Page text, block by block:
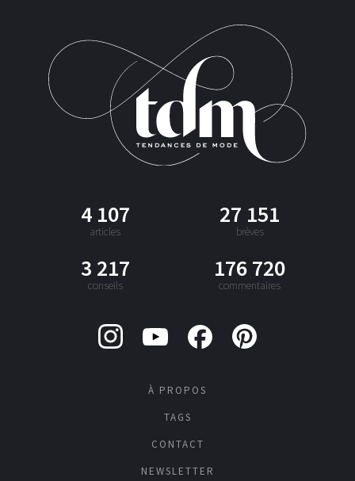
4 107
articles
27 151
brèves
3 217
conseils
176 720
commentaires
À PROPOS
TAGS
CONTACT
NEWSLETTER